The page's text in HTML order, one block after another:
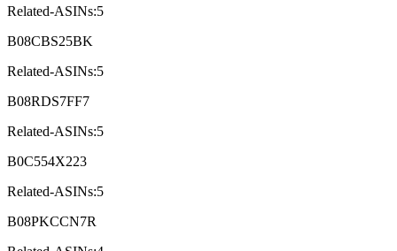
Related-ASINs:5
B08CBS25BK
Related-ASINs:5
B08RDS7FF7
Related-ASINs:5
B0C554X223
Related-ASINs:5
B08PKCCN7R